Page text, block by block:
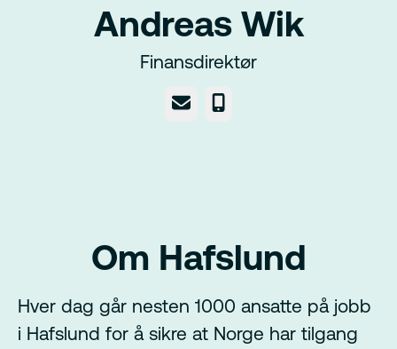
Andreas Wik
Finansdirektør
E-post Telefonnummer
Om Hafslund
Hver dag går nesten 1000 ansatte på jobb
i Hafslund for å sikre at Norge har tilgang